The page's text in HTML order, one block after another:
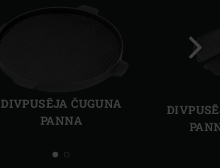
DIVPUSĒJA ČUGUNA
PANNA